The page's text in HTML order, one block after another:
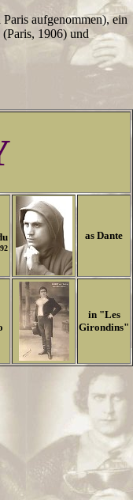
aufgenommen), ein
1906) und
as Dante
in "Les
Girondins"